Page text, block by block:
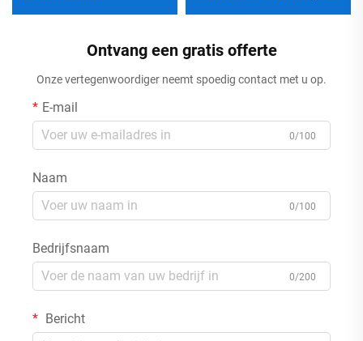
Ontvang een gratis offerte
Onze vertegenwoordiger neemt spoedig contact met u op.
E-mail
0/100
Naam
0/100
Bedrijfsnaam
0/200
Bericht